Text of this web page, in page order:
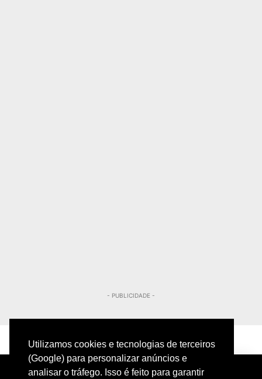
Utilizamos cookies e tecnologias de terceiros
(Google) para personalizar anúncios e
analisar o tráfego. Isso é feito para garantir
- PUBLICIDADE -